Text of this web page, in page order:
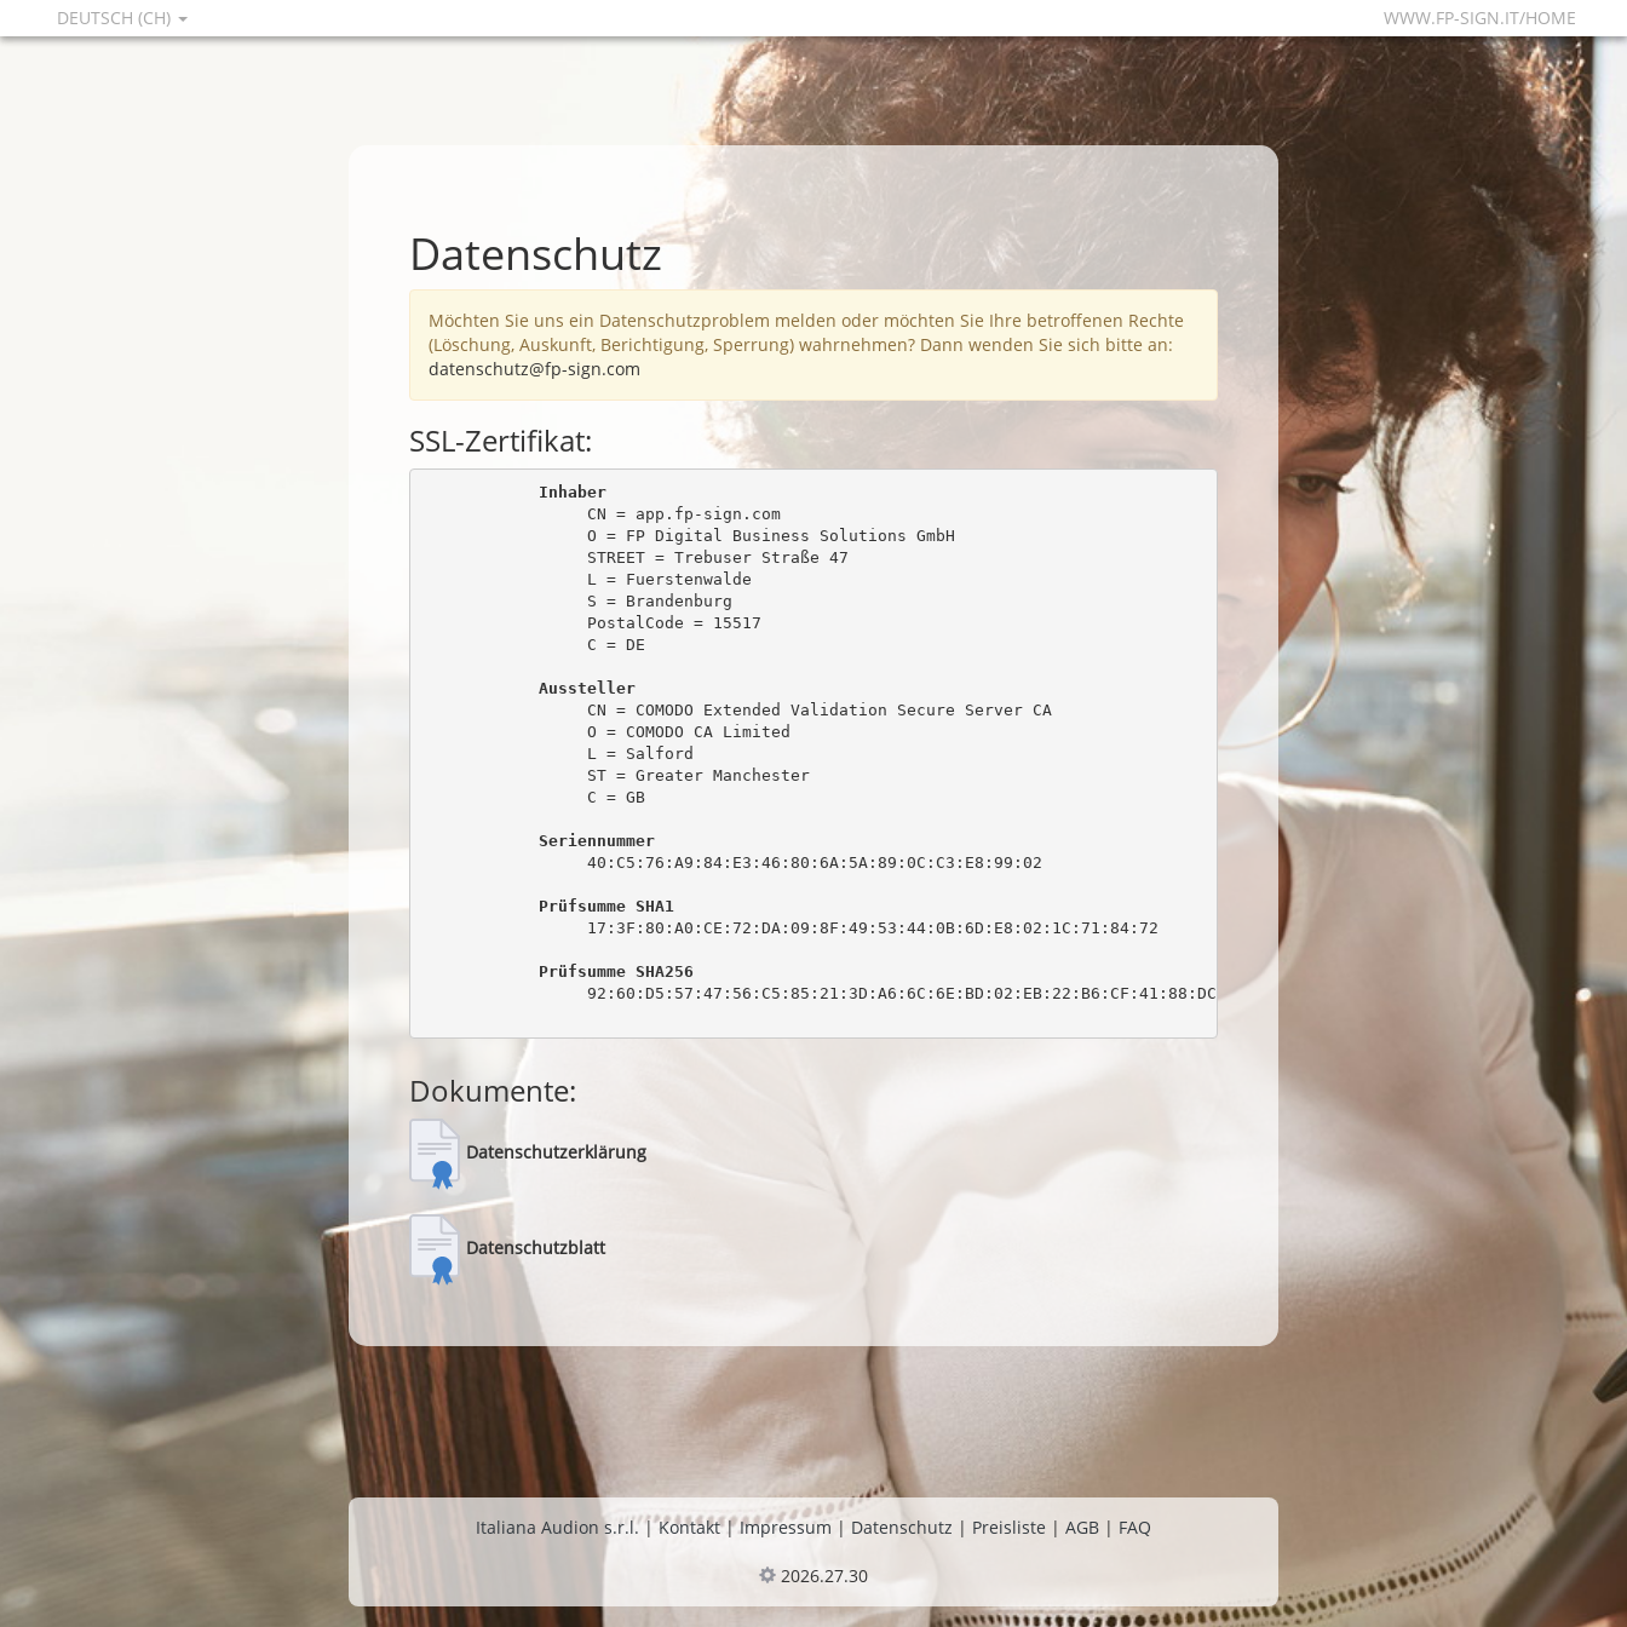
DEUTSCH (CH) WWW.FP-SIGN.IT/HOME
Datenschutz
Möchten Sie uns ein Datenschutzproblem melden oder möchten Sie Ihre betroffenen Rechte
(Löschung, Auskunft, Berichtigung, Sperrung) wahrnehmen? Dann wenden Sie sich bitte an:
datenschutz@fp-sign.com
SSL-Zertifikat:
Inhaber
                 CN = app.fp-sign.com
                 O = FP Digital Business Solutions GmbH
                 STREET = Trebuser Straße 47
                 L = Fuerstenwalde
                 S = Brandenburg
                 PostalCode = 15517
                 C = DE
Aussteller
                 CN = COMODO Extended Validation Secure Server CA
                 O = COMODO CA Limited
                 L = Salford
                 ST = Greater Manchester
                 C = GB
Seriennummer
                 40:C5:76:A9:84:E3:46:80:6A:5A:89:0C:C3:E8:99:02
Prüfsumme SHA1
                 17:3F:80:A0:CE:72:DA:09:8F:49:53:44:0B:6D:E8:02:1C:71:84:72
Prüfsumme SHA256
                 92:60:D5:57:47:56:C5:85:21:3D:A6:6C:6E:BD:02:EB:22:B6:CF:41:88:DC:03:0F:C1:DB:64:1D:E9:B7:1E:63
Dokumente:
Datenschutzerklärung
Datenschutzblatt
Italiana Audion s.r.l.|Kontakt|Impressum | Datenschutz | Preisliste | AGB | FAQ
2026.27.30